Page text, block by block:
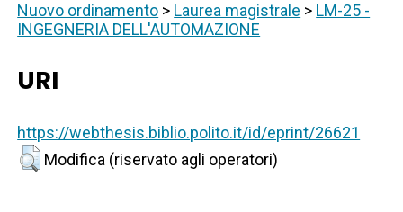
Nuovo ordinamento > Laurea magistrale > LM-25 -
INGEGNERIA DELL'AUTOMAZIONE
URI
https://webthesis.biblio.polito.it/id/eprint/26621
Modifica (riservato agli operatori)